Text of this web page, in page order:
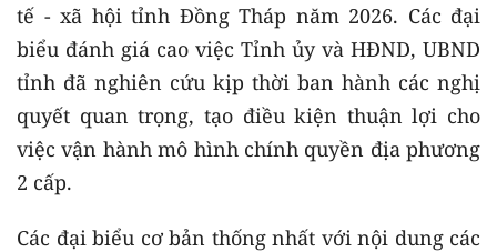
tế - xã hội tỉnh Đồng Tháp năm 2026. Các đại
biểu đánh giá cao việc Tỉnh ủy và HĐND, UBND
tỉnh đã nghiên cứu kịp thời ban hành các nghị
quyết quan trọng, tạo điều kiện thuận lợi cho
việc vận hành mô hình chính quyền địa phương
2 cấp.
Các đại biểu cơ bản thống nhất với nội dung các